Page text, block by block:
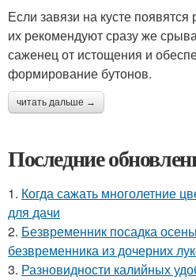
Если завязи на кусте
их рекомендуют сразу же
саженец от истощения и
формирование бутонов.
читать дальше →
Последние
1. Когда сажать многолетние
для дачи
2. Безвременник посадка
безвременника из дочерних
3. Разновидности калийных